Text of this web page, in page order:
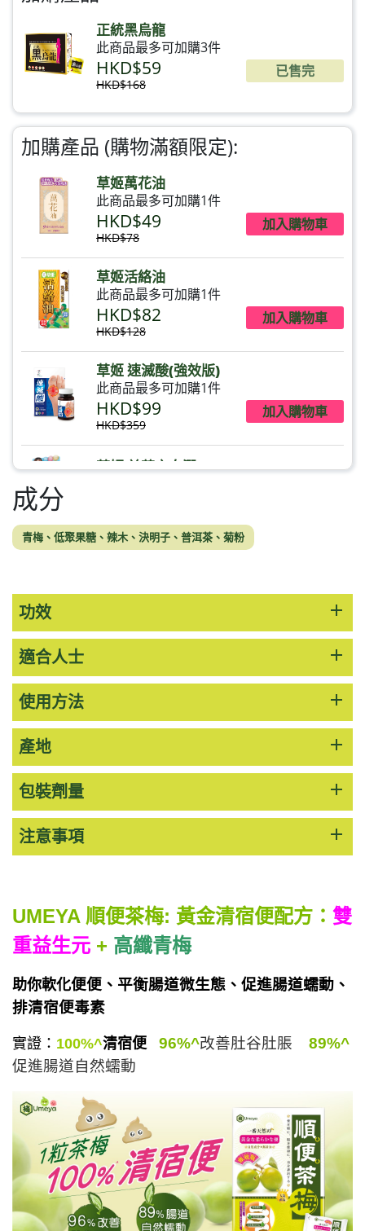
正統黑烏龍
此商品最多可加購3件
HKD$59
HKD$168
已售完
加購產品 (購物滿額限定):
草姬萬花油
此商品最多可加購1件
HKD$49
HKD$78
加入購物車
草姬活絡油
此商品最多可加購1件
HKD$82
HKD$128
加入購物車
草姬 速滅酸(強效版)
此商品最多可加購1件
HKD$99
HKD$359
加入購物車
草姬 益菌之白潤
草姬 調經緊緻寶(27年2月到期)
男補精力丸5:1 (到期日2028年1月)
HKD$169 加入購物車
理膚泉 無香大哥大防曬 50ml (2027年4
此商品最多可加購1件
HKD$145
HKD$85
HKD$145
加入購物車
成分
青梅、低聚果糖、辣木、決明子、普洱茶、菊粉
功效 add
適合人士 add
使用方法 add
產地 add
包裝劑量 add
注意事項 add
UMEYA 順便茶梅: 黃金清宿便配方： 雙
重益生元 + 高纖青梅
助你軟化便便、平衡腸道微生態、促進腸道蠕動、
排清宿便毒素
實證： 100%^清宿便 96%^改善肚谷肚脹 89%^
促進腸道自然蠕動